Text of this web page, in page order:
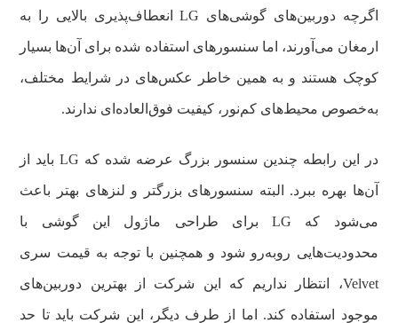
اگرچه دوربین‌های گوشی‌های LG انعطاف‌پذیری بالایی را به
ارمغان می‌آورند، اما سنسورهای استفاده شده برای آن‌ها بسیار
کوچک هستند و به همین خاطر عکس‌های در شرایط مختلف،
به‌خصوص محیط‌های کم‌نور، کیفیت فوق‌العاده‌ای ندارند.
در این رابطه چندین سنسور بزرگ عرضه شده که LG باید از
آن‌ها بهره ببرد. البته سنسورهای بزرگتر و لنزهای بهتر باعث
می‌شود که LG برای طراحی ماژول این گوشی با
محدودیت‌هایی روبه‌رو شود و همچنین با توجه به قیمت سری
Velvet، انتظار نداریم که این شرکت از بهترین دوربین‌های
موجود استفاده کند. اما از طرف دیگر، این شرکت باید تا حد